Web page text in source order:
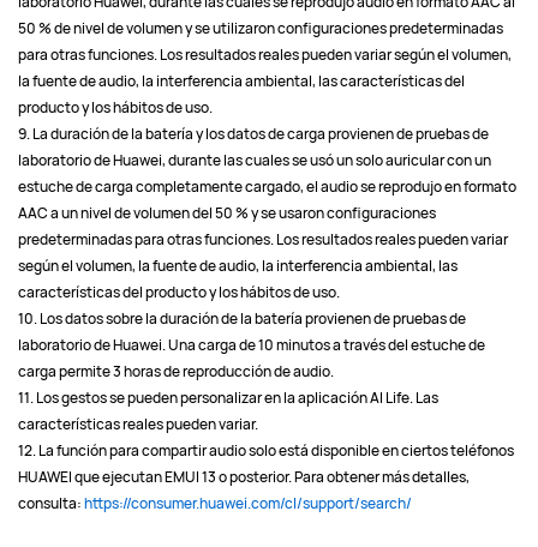
50 % de nivel de volumen y se utilizaron configuraciones predeterminadas
para otras funciones. Los resultados reales pueden variar según el volumen,
la fuente de audio, la interferencia ambiental, las características del
producto y los hábitos de uso.
9. La duración de la batería y los datos de carga provienen de pruebas de
laboratorio de Huawei, durante las cuales se usó un solo auricular con un
estuche de carga completamente cargado, el audio se reprodujo en formato
AAC a un nivel de volumen del 50 % y se usaron configuraciones
predeterminadas para otras funciones. Los resultados reales pueden variar
según el volumen, la fuente de audio, la interferencia ambiental, las
características del producto y los hábitos de uso.
10. Los datos sobre la duración de la batería provienen de pruebas de
laboratorio de Huawei. Una carga de 10 minutos a través del estuche de
carga permite 3 horas de reproducción de audio.
11. Los gestos se pueden personalizar en la aplicación AI Life. Las
características reales pueden variar.
12. La función para compartir audio solo está disponible en ciertos teléfonos
HUAWEI que ejecutan EMUI 13 o posterior. Para obtener más detalles,
consulta: https://consumer.huawei.com/cl/support/search/